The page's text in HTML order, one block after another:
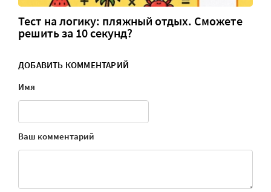
Тест на логику: пляжный отдых. Сможете
решить за 10 секунд?
ДОБАВИТЬ КОММЕНТАРИЙ
Имя
Ваш комментарий